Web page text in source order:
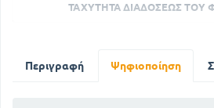
ΤΑΧΥΤΗΤΑ ΔΙΑΔΟΣΕΩΣ ΤΟΥ
Β' ΣΦΑΙΡΙΚΑ
Περιγραφή Ψηφιοποίηση